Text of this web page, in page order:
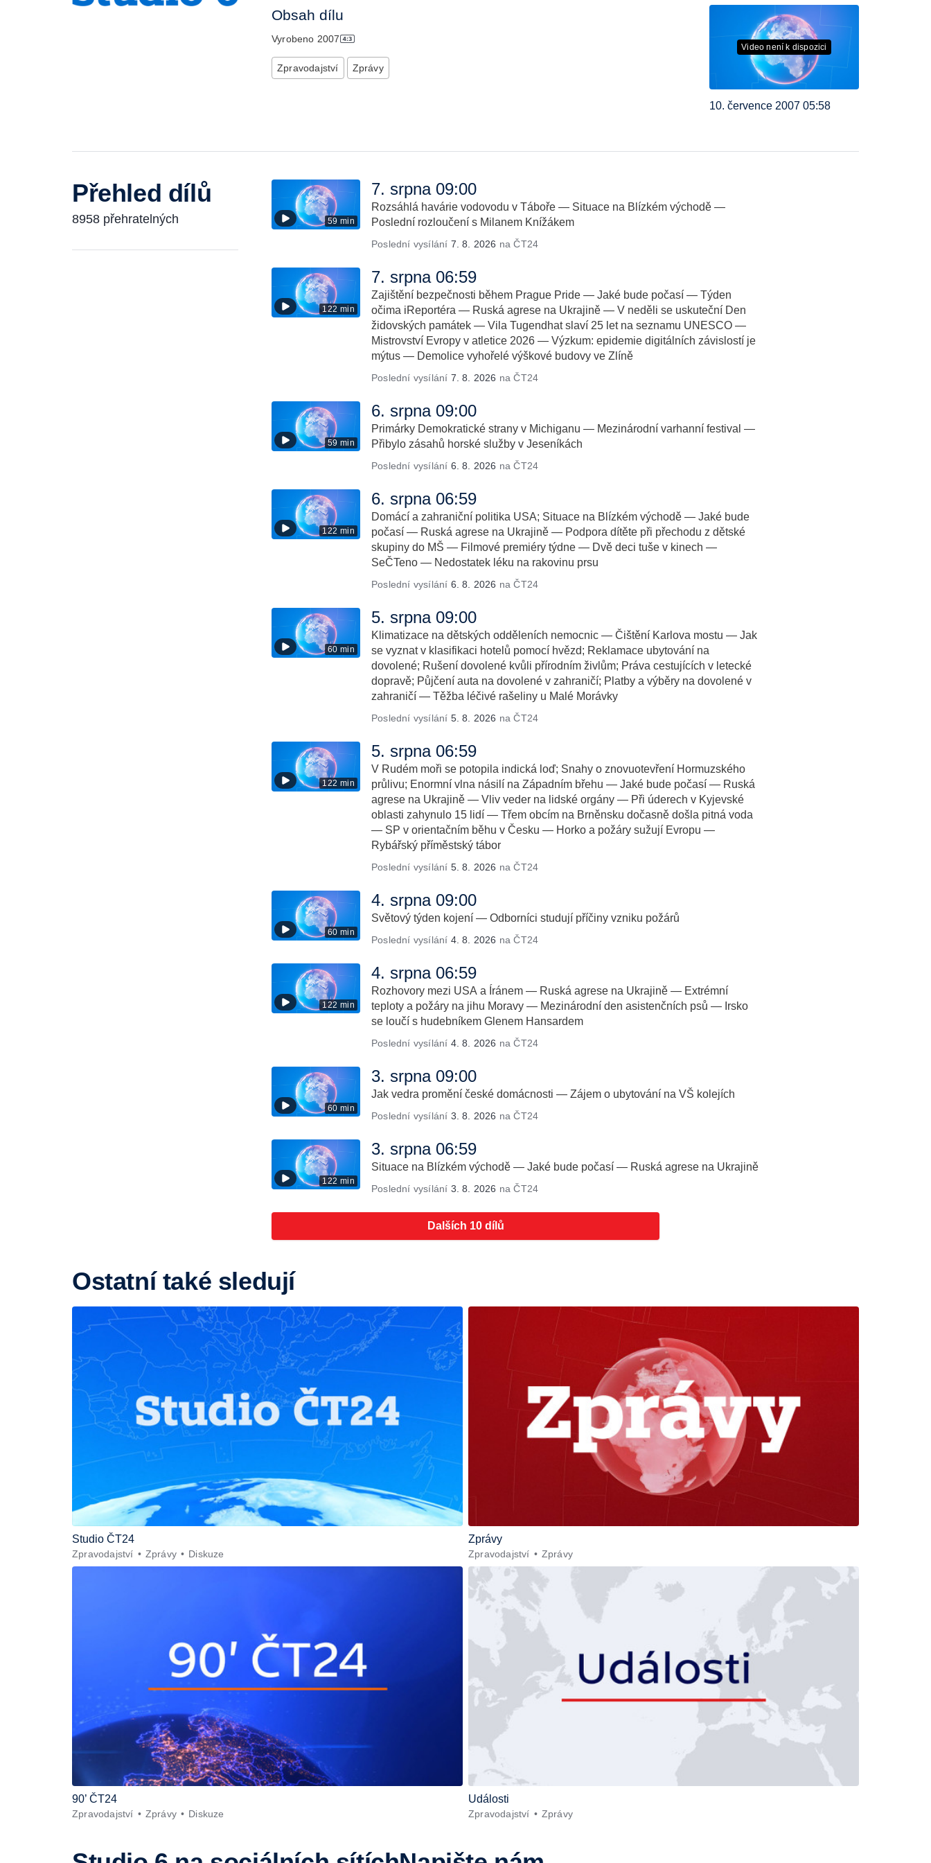
Obsah dílu
Vyrobeno 2007
Zpravodajství Zprávy
Video není k dispozici
10. července 2007 05:58
Přehled dílů
8958 přehratelných 59 min
7. srpna 09:00
Rozsáhlá havárie vodovodu v Táboře — Situace na Blízkém východě —
Poslední rozloučení s Milanem Knížákem
Poslední vysílání 7. 8. 2026 na ČT24
122 min
7. srpna 06:59
Zajištění bezpečnosti během Prague Pride — Jaké bude počasí — Týden
očima iReportéra — Ruská agrese na Ukrajině — V neděli se uskuteční Den
židovských památek — Vila Tugendhat slaví 25 let na seznamu UNESCO —
Mistrovství Evropy v atletice 2026 — Výzkum: epidemie digitálních závislostí je
mýtus — Demolice vyhořelé výškové budovy ve Zlíně
Poslední vysílání 7. 8. 2026 na ČT24
59 min
6. srpna 09:00
Primárky Demokratické strany v Michiganu — Mezinárodní varhanní festival —
Přibylo zásahů horské služby v Jeseníkách
Poslední vysílání 6. 8. 2026 na ČT24
122 min
6. srpna 06:59
Domácí a zahraniční politika USA; Situace na Blízkém východě — Jaké bude
počasí — Ruská agrese na Ukrajině — Podpora dítěte při přechodu z dětské
skupiny do MŠ — Filmové premiéry týdne — Dvě deci tuše v kinech —
SeČTeno — Nedostatek léku na rakovinu prsu
Poslední vysílání 6. 8. 2026 na ČT24
60 min
5. srpna 09:00
Klimatizace na dětských odděleních nemocnic — Čištění Karlova mostu — Jak
se vyznat v klasifikaci hotelů pomocí hvězd; Reklamace ubytování na
dovolené; Rušení dovolené kvůli přírodním živlům; Práva cestujících v letecké
dopravě; Půjčení auta na dovolené v zahraničí; Platby a výběry na dovolené v
zahraničí — Těžba léčivé rašeliny u Malé Morávky
Poslední vysílání 5. 8. 2026 na ČT24
122 min
5. srpna 06:59
V Rudém moři se potopila indická loď; Snahy o znovuotevření Hormuzského
průlivu; Enormní vlna násilí na Západním břehu — Jaké bude počasí — Ruská
agrese na Ukrajině — Vliv veder na lidské orgány — Při úderech v Kyjevské
oblasti zahynulo 15 lidí — Třem obcím na Brněnsku dočasně došla pitná voda
— SP v orientačním běhu v Česku — Horko a požáry sužují Evropu —
Rybářský příměstský tábor
Poslední vysílání 5. 8. 2026 na ČT24
60 min
4. srpna 09:00
Světový týden kojení — Odborníci studují příčiny vzniku požárů
Poslední vysílání 4. 8. 2026 na ČT24
122 min
4. srpna 06:59
Rozhovory mezi USA a Íránem — Ruská agrese na Ukrajině — Extrémní
teploty a požáry na jihu Moravy — Mezinárodní den asistenčních psů — Irsko
se loučí s hudebníkem Glenem Hansardem
Poslední vysílání 4. 8. 2026 na ČT24
60 min
3. srpna 09:00
Jak vedra promění české domácnosti — Zájem o ubytování na VŠ kolejích
Poslední vysílání 3. 8. 2026 na ČT24
122 min
3. srpna 06:59
Situace na Blízkém východě — Jaké bude počasí — Ruská agrese na Ukrajině
Poslední vysílání 3. 8. 2026 na ČT24
Dalších 10 dílů
Ostatní také sledují
Studio ČT24
Zpravodajství Zprávy Diskuze
Zprávy
Zpravodajství Zprávy
90’ ČT24
Zpravodajství Zprávy Diskuze
Události
Zpravodajství Zprávy